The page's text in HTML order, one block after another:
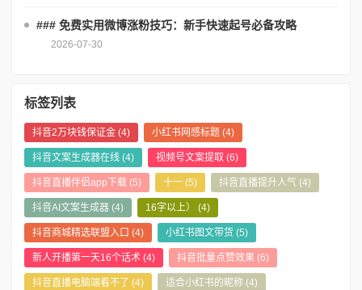
### 免费实用微博涨粉技巧：新手快速起号必备攻略
2026-07-30
标签列表
抖音2万块钱保证金 (4) 小红书网感标题 (4)
抖音文案生成器在线 (4) 视频号文案提取 (6)
抖音直播伴侣app下载 (5) 十一 (5) 抖音直播提升人气 (4)
抖音AI文案生成器 (4) 16字以上） (4)
抖音商城精选联盟入口 (4) 小红书图文带货 (5)
新人开播第一天16个话术 (4) 抖音批量点赞效果 (6)
抖音直播电脑端看不了 (4) 适合小红书的昵称 (4)